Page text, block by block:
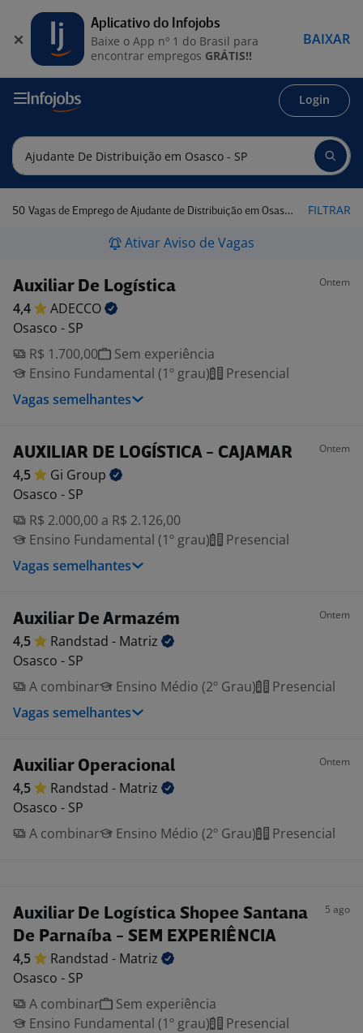
Login
50 Vagas de Emprego de Ajudante de Distribuição em Osasco - SP FILTRAR
Ativar Aviso de Vagas
Auxiliar De Logística Ontem
4,4
ADECCO
Osasco - SP
R$ 1.700,00
Sem experiência
Ensino Fundamental (1º grau)
Presencial
Vagas semelhantes
AUXILIAR DE LOGÍSTICA - CAJAMAR Ontem
4,5 Gi Group
Osasco - SP
R$ 2.000,00 a R$ 2.126,00
Ensino Fundamental (1º grau)
Presencial
Vagas semelhantes
Auxiliar De Armazém Ontem
4,5 Randstad - Matriz
Osasco - SP
A combinar
Ensino Médio (2º Grau)
Presencial
Vagas semelhantes
Auxiliar Operacional Ontem
4,5 Randstad - Matriz
Osasco - SP
A combinar
Ensino Médio (2º Grau) Presencial
Auxiliar De Logística Shopee Santana
De Parnaíba - SEM EXPERIÊNCIA
5 ago
4,5 Randstad - Matriz
Osasco - SP
A combinar
Sem experiência
Ensino Fundamental (1º grau)
Presencial
Aplicativo do Infojobs
Baixe o App nº 1 do Brasil para
encontrar empregos GRÁTIS!!
BAIXAR